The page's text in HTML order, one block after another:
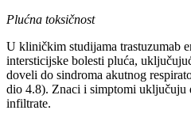
Plućna toksičnost
U kliničkim studijama trastuzumab
intersticijske bolesti pluća,
doveli do sindroma akutnog
dio 4.8). Znaci i simptomi uključuju
infiltrate.